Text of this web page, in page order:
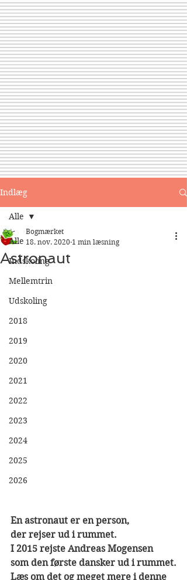
Indlæg
Alle
Indskoling
Mellemtrin
Udskoling
2018
2019
2020
2021
2022
2023
2024
2025
2026
Alle
Astronaut
Bogmærket
18. nov. 2020 1 min læsning
En astronaut er en person,
der rejser ud i rummet.
I 2015 rejste Andreas Mogensen
som den første dansker ud i rummet.
Læs om det og meget mere i denne